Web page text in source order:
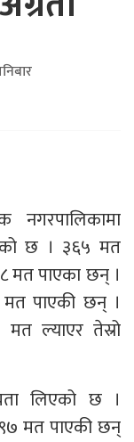
नगरपालिकामा
छ । ३६५ मत
मत पाएका छन् ।
मत पाएकी छन् ।
ल्याएर तेस्रो
लिएको छ ।
मत पाएकी छन्